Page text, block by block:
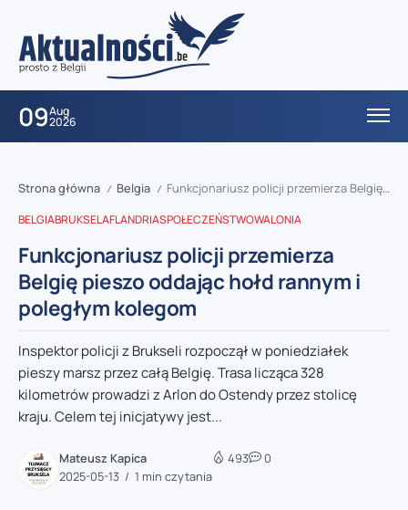
09Aug
2026
Strona główna / Belgia / Funkcjonariusz policji przemierza Belgię pieszo oddając hołd rannym i poległym kolegom
BELGIABRUKSELAFLANDRIASPOŁECZEŃSTWOWALONIA
Funkcjonariusz policji przemierza
Belgię pieszo oddając hołd rannym i
poległym kolegom
Inspektor policji z Brukseli rozpoczął w poniedziałek
pieszy marsz przez całą Belgię. Trasa licząca 328
kilometrów prowadzi z Arlon do Ostendy przez stolicę
kraju. Celem tej inicjatywy jest...
Mateusz Kapica
2025-05-13
1 min czytania
493 0